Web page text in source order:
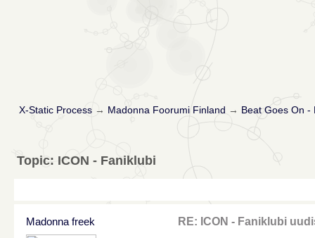
X-Static Process→ Madonna Foorumi Finland → Beat Goes On -
Topic: ICON - Faniklubi
Madonna freek RE: ICON - Faniklubi